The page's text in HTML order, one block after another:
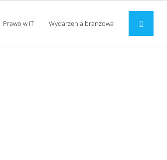
Prawo w IT Wydarzenia branżowe